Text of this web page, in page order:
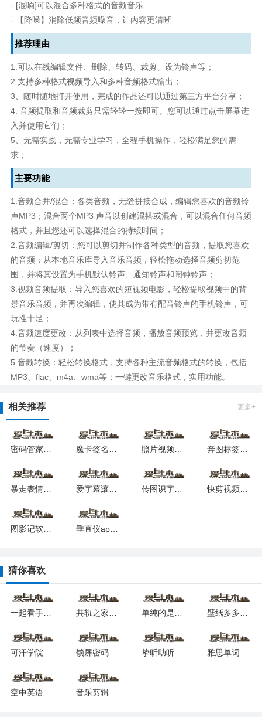
- [混响]可以混合多种格式的音频音乐
- 【降噪】消除低频音频噪音，让内容更清晰
推荐理由
1.可以在线编辑文件、删除、转码、裁剪、设为铃声等；
2.支持多种格式视频导入和多种音频格式输出；
3、随时随地打开使用，完成的作品还可以通过第三方平台分享；
4. 音频提取和音频裁剪只需轻轻一按即可。您可以通过点击屏幕进
入并使用它们；
5、无需实践，无需专业学习，全程手机操作，轻松满足您的需
求；
主要功能
1.音频合并/混合：各类音频，无缝拼接合成，编辑您喜欢的音频铃
声MP3；混合两个MP3 声音以创建混搭或混合，可以混合任何音频
格式，并且您还可以选择混合的持续时间；
2.音频编辑/剪切：您可以剪切并制作各种类型的音频，提取您喜欢
的音频；从本地音乐库导入音乐音频，轻松拖动选择音频剪切范
围，并将其设置为手机默认铃声、通知铃声和闹钟铃声；
3.视频音频提取：导入您喜欢的短视频电影，轻松提取视频中的背
景音乐音频，并再次编辑，使其成为带有配音铃声的手机铃声，可
玩性十足；
4.音频速度更改：从列表中选择音频，播放音频预览，并更改音频
的节奏（速度）；
5.音频转换：轻松转换格式，支持各种主流音频格式的转换，包括
MP3、flac、m4a、wma等；一键更改音乐格式，实用功能。
相关推荐 更多+
密码管家软件最新版下载 魔卡签名设计下载2026版 照片视频压缩软件2026最新版下载 奔图标签打印安卓最新下载安装
暴走表情包软件最新安卓版本 爱字幕滚动字幕制作软件安卓下载最新版 传图识字专业版软件安卓版 快剪视频软件安卓最新下载安装
图影记软件下载安装安卓版本 垂直仪app2026版安卓版
猜你喜欢
一起看手机版 共轨之家手机版安卓app下载 单纯的是个图片小部件 壁纸多多淘免费下载安装
锁屏密码器安卓app下载安装 挚听助听器下载
空中英语app官方下载 音乐剪辑助手免费下载